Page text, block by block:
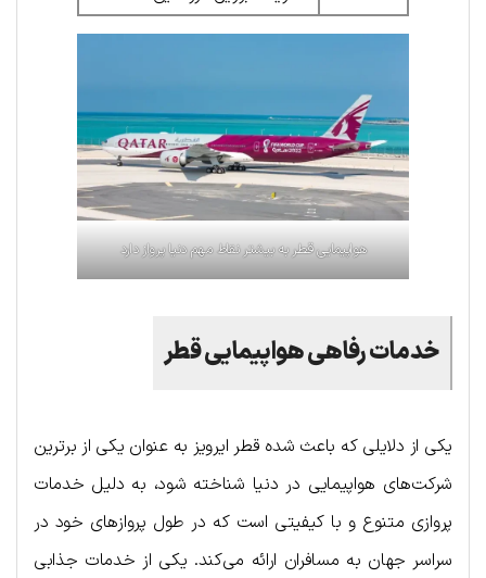
هواپیمایی قطر به بیشتر نقاط مهم دنیا پرواز دارد
خدمات رفاهی هواپیمایی قطر
یکی از دلایلی که باعث شده قطر ایرویز به عنوان یکی از برترین
شرکت‌های هواپیمایی در دنیا شناخته شود، به دلیل خدمات
پروازی متنوع و با کیفیتی است که در طول پروازهای خود در
سراسر جهان به مسافران ارائه می‌کند. یکی از خدمات جذابی